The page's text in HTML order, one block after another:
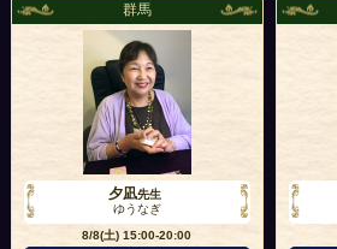
群馬
夕凪先生
ゆうなぎ
8/8(土)15:00-20:00